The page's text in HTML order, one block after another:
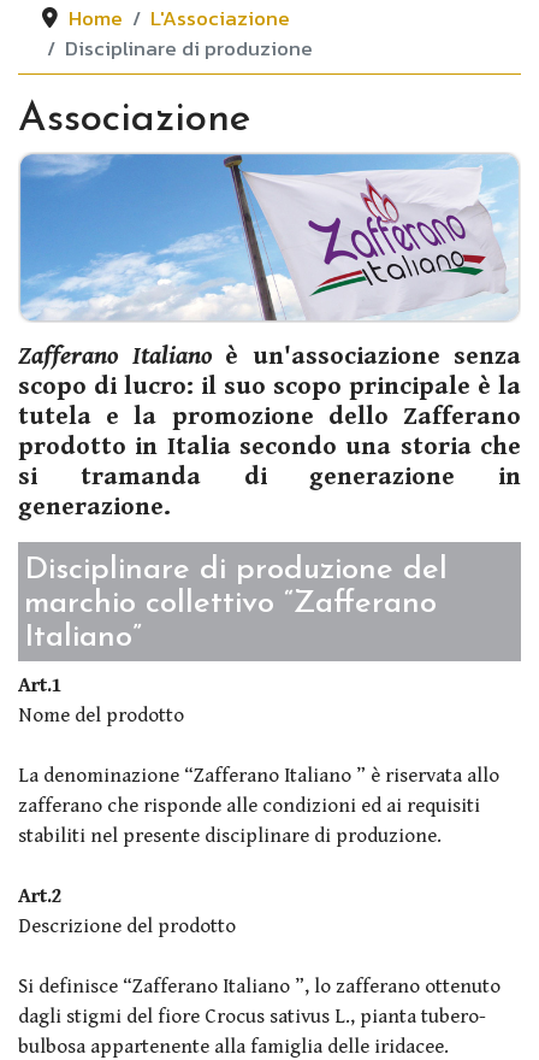
Home
L'Associazione
Disciplinare di produzione
Associazione
Zafferano Italianoè un'associazione senza
scopo di lucro: il suo scopo principale è la
tutela e la promozione dello Zafferano
prodotto in Italia secondo una storia che
si tramanda di generazione in
generazione.
Disciplinare di produzione del
marchio collettivo “Zafferano
Italiano”
Art.1
Nome del prodotto
La denominazione “Zafferano Italiano ” è riservata allo
zafferano che risponde alle condizioni ed ai requisiti
stabiliti nel presente disciplinare di produzione.
Art.2
Descrizione del prodotto
Si definisce “Zafferano Italiano ”, lo zafferano ottenuto
dagli stigmi del fiore Crocus sativus L., pianta tubero-
bulbosa appartenente alla famiglia delle iridacee.